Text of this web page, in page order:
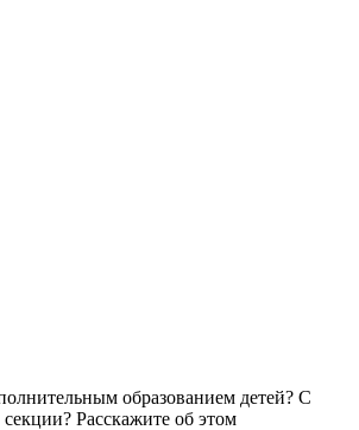
образованием детей? С
Расскажите об этом